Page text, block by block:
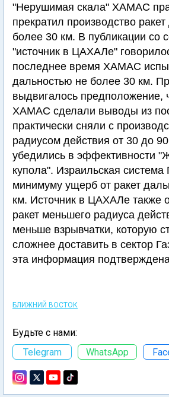
"Нерушимая скала" ХАМАС
прекратил производство
более 30 км. В публикации со
"источник в ЦАХАЛе"
последнее время ХАМАС
дальностью не более 30 км.
выдвигалось предположение,
ХАМАС сделали выводы из
практически сняли с
радиусом действия от 30 до
убедились в эффективности
купола". Израильская
минимуму ущерб от ракет
км. Источник в ЦАХАЛе также
ракет меньшего радиуса
меньше взрывчатки, которую
сложнее доставить в сектор
эта информация
БЛИЖНИЙ ВОСТОК
Будьте с нами:
Telegram
WhatsApp